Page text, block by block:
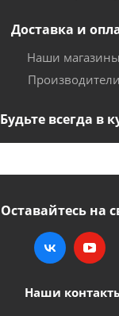
Доставка и
Наши магазины
Производители
Будьте всегда в
Оставайтесь на
Наши